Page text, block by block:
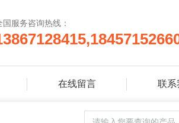
国服务咨询热线：
在线留言 联系